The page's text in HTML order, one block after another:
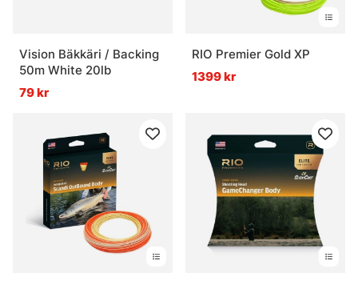
Vision Bäkkäri / Backing
50m White 20lb
79 kr
RIO Premier Gold XP
1399 kr